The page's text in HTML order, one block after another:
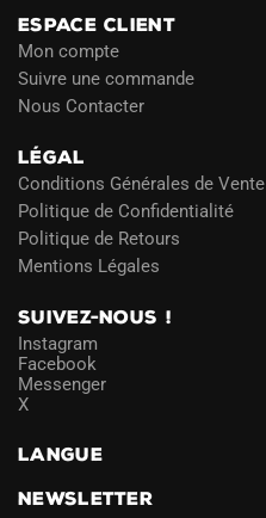
ESPACE CLIENT
Mon compte
Suivre une commande
Nous Contacter
LÉGAL
Conditions Générales de Vente
Politique de Confidentialité
Politique de Retours
Mentions Légales
SUIVEZ-NOUS !
Instagram
Facebook
Messenger
X
LANGUE
NEWSLETTER